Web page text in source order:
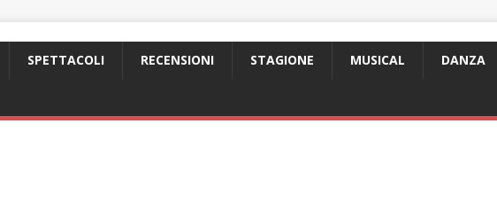
SPETTACOLI RECENSIONI STAGIONE MUSICAL DANZA